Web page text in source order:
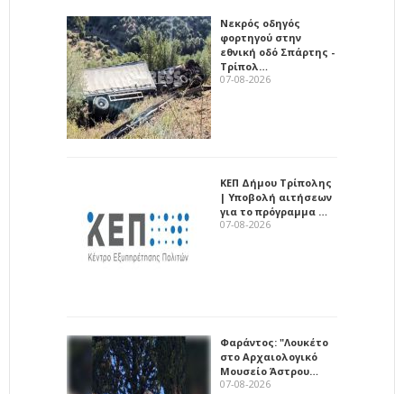
Νεκρός οδηγός
φορτηγού στην
εθνική οδό Σπάρτης -
Τρίπολ…
07-08-2026
ΚΕΠ Δήμου Τρίπολης
| Υποβολή αιτήσεων
για το πρόγραμμα …
07-08-2026
Φαράντος: "Λουκέτο
στο Αρχαιολογικό
Μουσείο Άστρου…
07-08-2026